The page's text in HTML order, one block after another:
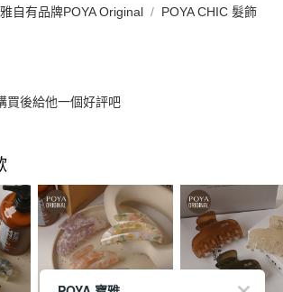
自有品牌POYA Original POYA CHIC 髮飾
買後給他一個好評吧